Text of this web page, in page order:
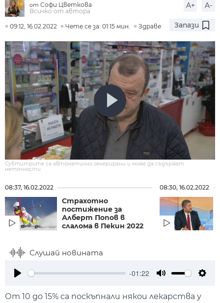
от Софи Цветкова
Всичко от автора
A+ A-
09:12, 16.02.2022 Чете се за: 01:15 мин. Здраве Запази
Субтитрите са автоматично генерирани и може да съдържат
неточности.
08:37, 16.02.2022
Страхотно
постижение за
Алберт Попов в
слалома в Пекин 2022
08:30, 16.02.2022
Слушай новината
-01:22
От 10 до 15% са поскъпнали някои лекарства у